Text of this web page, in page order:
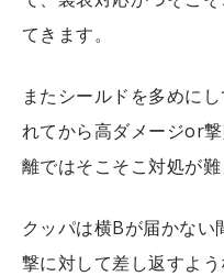
てきます。
またシールドを多めに
れてから高ダメージor
離ではそこそこ対処が難
クッパは横Bが届かな
撃に対して差し返すよ